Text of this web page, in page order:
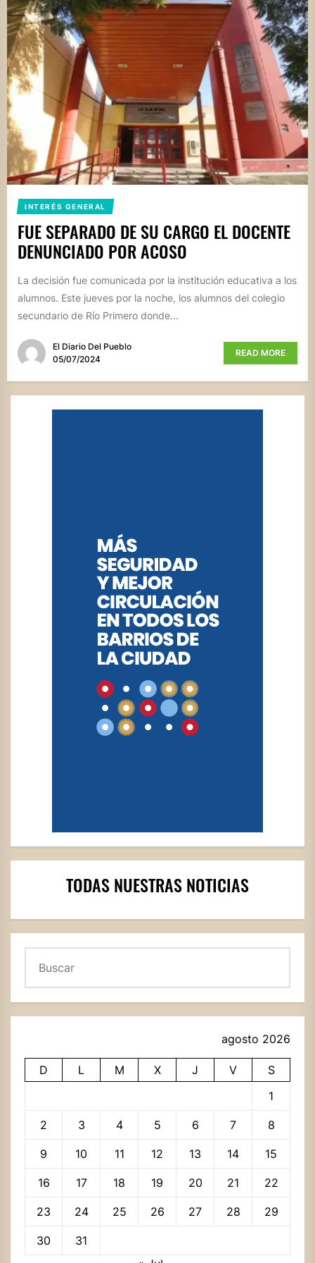
INTERÉS GENERAL
FUE SEPARADO DE SU CARGO EL DOCENTE
DENUNCIADO POR ACOSO
La decisión fue comunicada por la institución educativa a los
alumnos. Este jueves por la noche, los alumnos del colegio
secundario de Río Primero donde...
El Diario Del Pueblo
05/07/2024
READ MORE
TODAS NUESTRAS NOTICIAS
agosto 2026
D L M X J V
S
1
2 3 4 5 6 7 8
9 10 11 12 13 14 15
16 17 18 19 20 21 22
23 24 25 26 27 28 29
30
31